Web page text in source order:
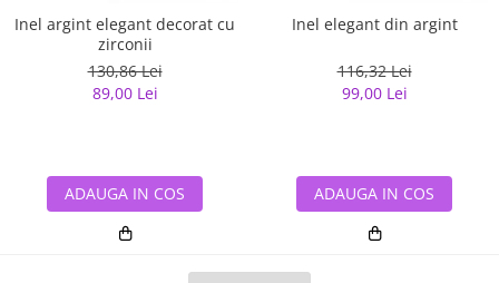
Inel argint elegant decorat cu
zirconii
130,86 Lei
89,00 Lei
ADAUGA IN COS
Inel elegant din argint
116,32 Lei
99,00 Lei
ADAUGA IN COS